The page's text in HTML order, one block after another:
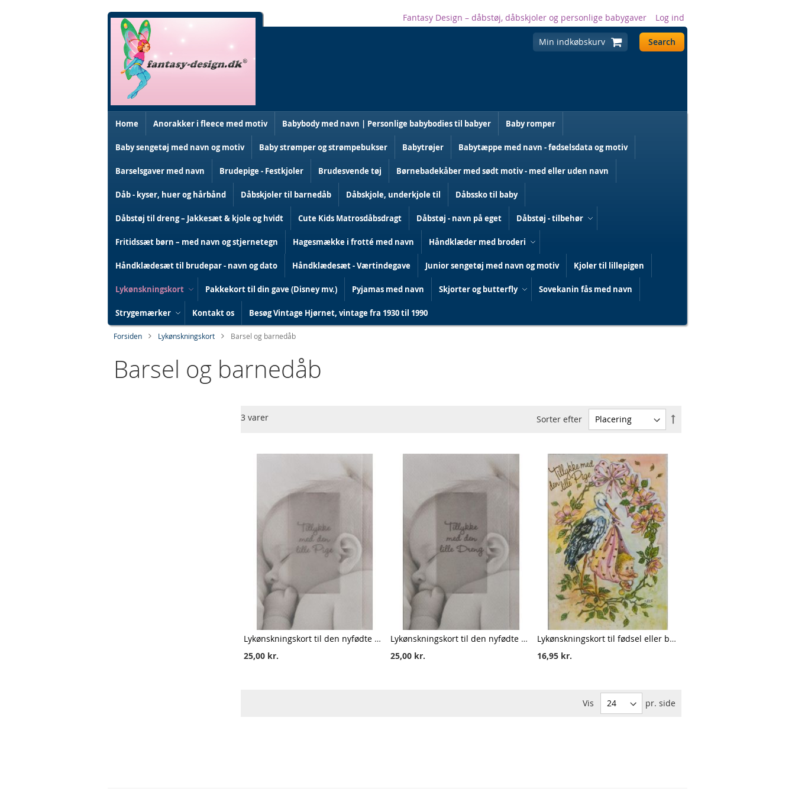
Skip
Content
Fantasy Design – dåbstøj, dåbskjoler og personlige babygaver Log ind
Min indkøbskurv Search
Home Anorakker i fleece med motiv Babybody med navn | Personlige babybodies til babyer Baby romper
Baby sengetøj med navn og motiv Baby strømper og strømpebukser Babytrøjer Babytæppe med navn - fødselsdata og motiv
Barselsgaver med navn Brudepige - Festkjoler Brudesvende tøj Børnebadekåber med sødt motiv - med eller uden navn
Dåb - kyser, huer og hårbånd Dåbskjoler til barnedåb Dåbskjole, underkjole til Dåbssko til baby
Dåbstøj til dreng – Jakkesæt & kjole og hvidt Cute Kids Matrosdåbsdragt Dåbstøj - navn på eget Dåbstøj - tilbehør
Fritidssæt børn – med navn og stjernetegn Hagesmække i frotté med navn Håndklæder med broderi
Håndklædesæt til brudepar - navn og dato Håndklædesæt - Værtindegave Junior sengetøj med navn og motiv Kjoler til lillepigen
Lykønskningskort Pakkekort til din gave (Disney mv.) Pyjamas med navn Skjorter og butterfly Sovekanin fås med navn
Strygemærker Kontakt os Besøg Vintage Hjørnet, vintage fra 1930 til 1990
Forsiden Lykønskningskort Barsel og barnedåb
Barsel og barnedåb
3 varer Sorter efter
Faldende
Lykønskningskort til den nyfødte pige
25,00 kr.
Lykønskningskort til den nyfødte dreng
25,00 kr.
Lykønskningskort til fødsel eller barnedåb, pige
16,95 kr.
Vis pr. side